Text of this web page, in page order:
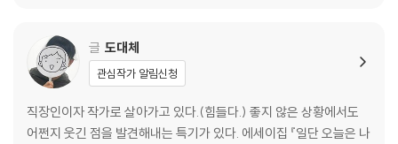
글 도대체
관심작가 알림신청
직장인이자 작가로 살아가고 있다.(힘들다.) 좋지 않은 상황에서도
어쩐지 웃긴 점을 발견해내는 특기가 있다. 에세이집 『일단 오늘은 나